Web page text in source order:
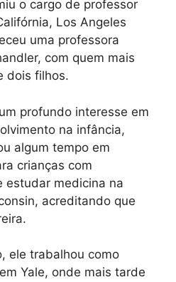
o cargo de professor
Los Angeles
uma professora
com quem mais
dois filhos.
profundo interesse em
na infância,
algum tempo em
crianças com
estudar medicina na
acreditando que
ele trabalhou como
Yale, onde mais tarde